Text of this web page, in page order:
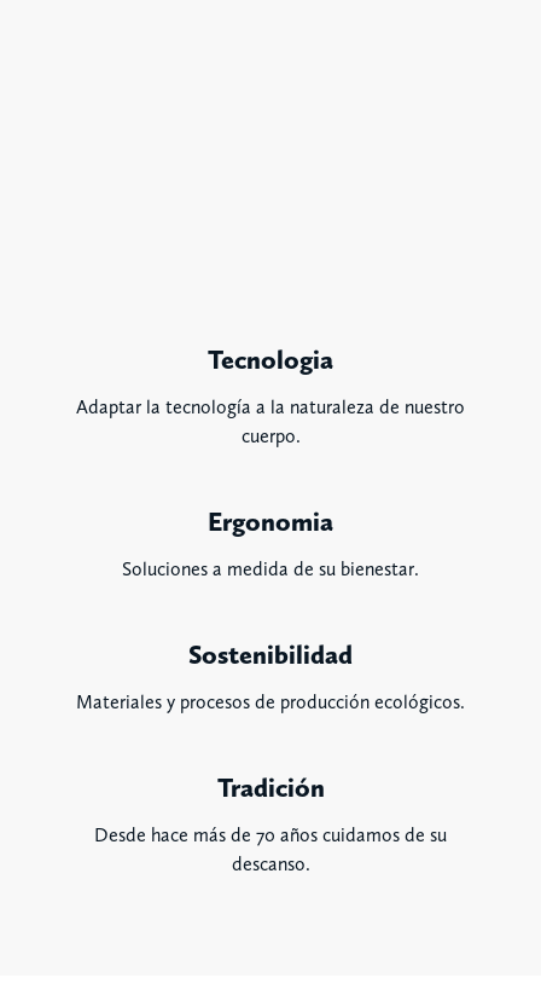
Tecnologia
Adaptar la tecnología a la naturaleza de nuestro
cuerpo.
Ergonomia
Soluciones a medida de su bienestar.
Sostenibilidad
Materiales y procesos de producción ecológicos.
Tradición
Desde hace más de 70 años cuidamos de su
descanso.